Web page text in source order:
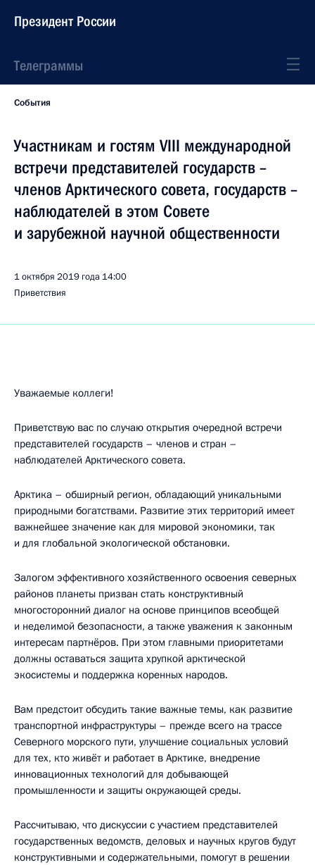
Президент России
Телеграммы
События
Участникам и гостям VIII международной
встречи представителей государств –
членов Арктического совета, государств –
наблюдателей в этом Совете
и зарубежной научной общественности
1 октября 2019 года 14:00
Приветствия
Уважаемые коллеги!
Приветствую вас по случаю открытия очередной встречи
представителей государств – членов и стран –
наблюдателей Арктического совета.
Арктика – обширный регион, обладающий уникальными
природными богатствами. Развитие этих территорий имеет
важнейшее значение как для мировой экономики, так
и для глобальной экологической обстановки.
Залогом эффективного хозяйственного освоения северных
районов планеты призван стать конструктивный
многосторонний диалог на основе принципов всеобщей
и неделимой безопасности, а также уважения к законным
интересам партнёров. При этом главными приоритетами
должны оставаться защита хрупкой арктической
экосистемы и поддержка коренных народов.
Вам предстоит обсудить такие важные темы, как развитие
транспортной инфраструктуры – прежде всего на трассе
Северного морского пути, улучшение социальных условий
для тех, кто живёт и работает в Арктике, внедрение
инновационных технологий для добывающей
промышленности и защиты окружающей среды.
Рассчитываю, что дискуссии с участием представителей
государственных ведомств, деловых и научных кругов будут
конструктивными и содержательными, помогут в решении